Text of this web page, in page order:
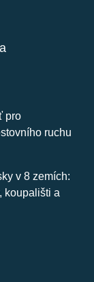
pro
ruchu
v 8 zemích:
koupališti a